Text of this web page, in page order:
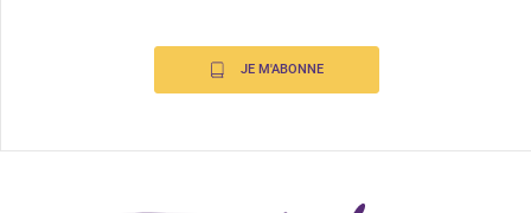
JE M'ABONNE